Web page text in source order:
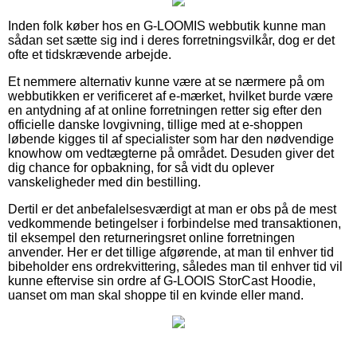
Inden folk køber hos en G-LOOMIS webbutik kunne man
sådan set sætte sig ind i deres forretningsvilkår, dog er det
ofte et tidskrævende arbejde.
Et nemmere alternativ kunne være at se nærmere på om
webbutikken er verificeret af e-mærket, hvilket burde være
en antydning af at online forretningen retter sig efter den
officielle danske lovgivning, tillige med at e-shoppen
løbende kigges til af specialister som har den nødvendige
knowhow om vedtægterne på området. Desuden giver det
dig chance for opbakning, for så vidt du oplever
vanskeligheder med din bestilling.
Dertil er det anbefalelsesværdigt at man er obs på de mest
vedkommende betingelser i forbindelse med transaktionen,
til eksempel den returneringsret online forretningen
anvender. Her er det tillige afgørende, at man til enhver tid
bibeholder ens ordrekvittering, således man til enhver tid vil
kunne eftervise sin ordre af G-LOOIS StorCast Hoodie,
uanset om man skal shoppe til en kvinde eller mand.